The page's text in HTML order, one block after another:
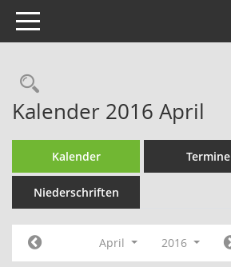
Toggle navigation
Rechercheauswahl
Kalender 2016 April
Kalender Termine
Niederschriften
April 2016